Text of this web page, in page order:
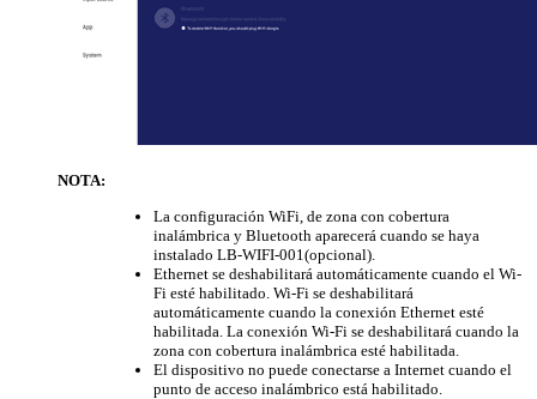
NOTA:
La configuración WiFi, de zona con cobertura
inalámbrica y Bluetooth aparecerá cuando se haya
instalado LB-WIFI-001(opcional).
Ethernet se deshabilitará automáticamente cuando el Wi-
Fi esté habilitado. Wi-Fi se deshabilitará
automáticamente cuando la conexión Ethernet esté
habilitada. La conexión Wi-Fi se deshabilitará cuando la
zona con cobertura inalámbrica esté habilitada.
El dispositivo no puede conectarse a Internet cuando el
punto de acceso inalámbrico está habilitado.